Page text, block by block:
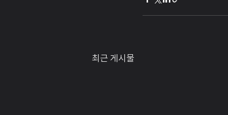
최근 게시물